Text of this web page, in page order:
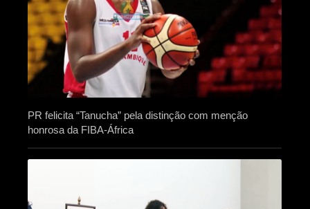
PR felicita “Tanucha” pela distinção com menção
honrosa da FIBA-África